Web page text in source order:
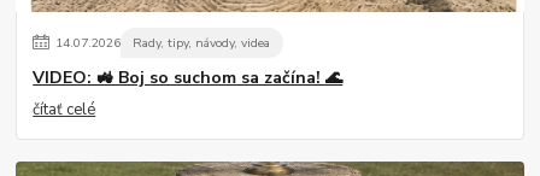
14.07.2026 Rady, tipy, návody, videa
VIDEO: 🚜 Boj so suchom sa začína! 🌊
čítať celé